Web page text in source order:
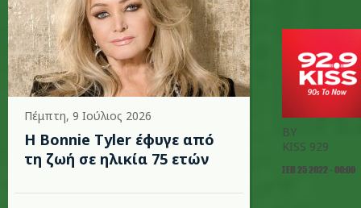
Πέμπτη, 9 Ιούλιος 2026
Η Bonnie Tyler έφυγε από
τη ζωή σε ηλικία 75 ετών
BY
KISS 929
ΣΕΠ 25 2022 - 00:00